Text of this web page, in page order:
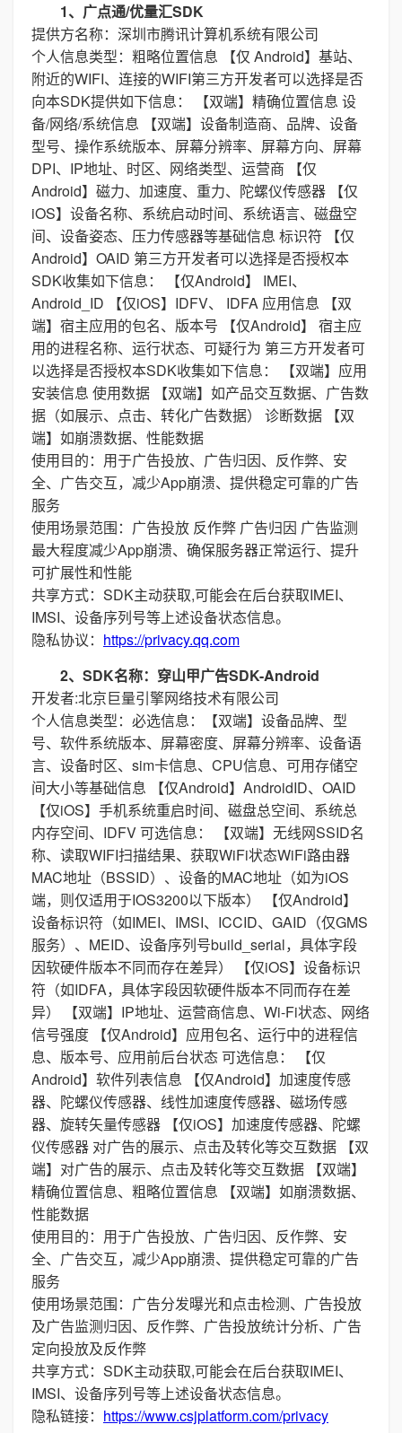
1、广点通/优量汇SDK
提供方名称：深圳市腾讯计算机系统有限公司
个人信息类型：粗略位置信息 【仅 Android】基站、
附近的WIFI、连接的WIFI第三方开发者可以选择是否
向本SDK提供如下信息： 【双端】精确位置信息 设
备/网络/系统信息 【双端】设备制造商、品牌、设备
型号、操作系统版本、屏幕分辨率、屏幕方向、屏幕
DPI、IP地址、时区、网络类型、运营商 【仅
Android】磁力、加速度、重力、陀螺仪传感器 【仅
iOS】设备名称、系统启动时间、系统语言、磁盘空
间、设备姿态、压力传感器等基础信息 标识符 【仅
Android】OAID 第三方开发者可以选择是否授权本
SDK收集如下信息： 【仅Android】 IMEI、
Android_ID 【仅iOS】IDFV、 IDFA 应用信息 【双
端】宿主应用的包名、版本号 【仅Android】 宿主应
用的进程名称、运行状态、可疑行为 第三方开发者可
以选择是否授权本SDK收集如下信息： 【双端】应用
安装信息 使用数据 【双端】如产品交互数据、广告数
据（如展示、点击、转化广告数据） 诊断数据 【双
端】如崩溃数据、性能数据
使用目的：用于广告投放、广告归因、反作弊、安
全、广告交互，减少App崩溃、提供稳定可靠的广告
服务
使用场景范围：广告投放 反作弊 广告归因 广告监测
最大程度减少App崩溃、确保服务器正常运行、提升
可扩展性和性能
共享方式：SDK主动获取,可能会在后台获取IMEI、
IMSI、设备序列号等上述设备状态信息。
隐私协议： https://privacy.qq.com
2、SDK名称：穿山甲广告SDK-Android
开发者:北京巨量引擎网络技术有限公司
个人信息类型：必选信息：【双端】设备品牌、型
号、软件系统版本、屏幕密度、屏幕分辨率、设备语
言、设备时区、sim卡信息、CPU信息、可用存储空
间大小等基础信息 【仅Android】AndroidID、OAID
【仅iOS】手机系统重启时间、磁盘总空间、系统总
内存空间、IDFV 可选信息： 【双端】无线网SSID名
称、读取WIFI扫描结果、获取WiFi状态WiFi路由器
MAC地址（BSSID）、设备的MAC地址（如为iOS
端，则仅适用于IOS3200以下版本） 【仅Android】
设备标识符（如IMEI、IMSI、ICCID、GAID（仅GMS
服务）、MEID、设备序列号build_serial，具体字段
因软硬件版本不同而存在差异） 【仅iOS】设备标识
符（如IDFA，具体字段因软硬件版本不同而存在差
异） 【双端】IP地址、运营商信息、Wi-Fi状态、网络
信号强度 【仅Android】应用包名、运行中的进程信
息、版本号、应用前后台状态 可选信息： 【仅
Android】软件列表信息 【仅Android】加速度传感
器、陀螺仪传感器、线性加速度传感器、磁场传感
器、旋转矢量传感器 【仅iOS】加速度传感器、陀螺
仪传感器 对广告的展示、点击及转化等交互数据 【双
端】对广告的展示、点击及转化等交互数据 【双端】
精确位置信息、粗略位置信息 【双端】如崩溃数据、
性能数据
使用目的：用于广告投放、广告归因、反作弊、安
全、广告交互，减少App崩溃、提供稳定可靠的广告
服务
使用场景范围：广告分发曝光和点击检测、广告投放
及广告监测归因、反作弊、广告投放统计分析、广告
定向投放及反作弊
共享方式：SDK主动获取,可能会在后台获取IMEI、
IMSI、设备序列号等上述设备状态信息。
隐私链接： https://www.csjplatform.com/privacy